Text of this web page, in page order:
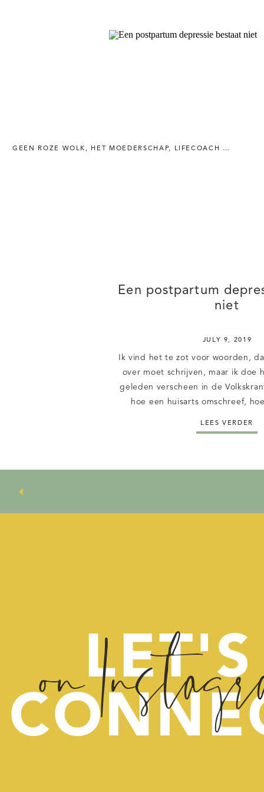
GEEN ROZE WOLK , HET MOEDERSCHAP, LIFECOACH MOEDERS
Een postpartum
niet
JULY 9, 2019
Ik vind het te zot voor woorden,
over moet schrijven, maar ik doe
geleden verscheen in de
hoe een huisarts omschreef,
Een prachtig artikel, waar ik me
LEES VERDER
LET'S